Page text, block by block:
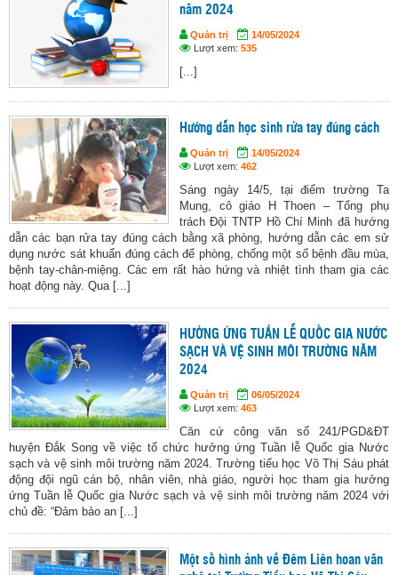
năm 2024
Quản trị
14/05/2024
Lượt xem: 535
[...]
Hướng dẫn học sinh rửa tay đúng cách
Quản trị
14/05/2024
Lượt xem: 462
Sáng ngày 14/5, tại điểm trường Ta
Mung, cô giáo H Thoen – Tổng phụ
trách Đội TNTP Hồ Chí Minh đã hướng
dẫn các bạn rửa tay đúng cách bằng xã phòng, hướng dẫn các em sử
dụng nước sát khuẩn đúng cách để phòng, chống một số bệnh đầu mùa,
bệnh tay-chân-miệng. Các em rất hào hứng và nhiệt tình tham gia các
hoạt động này. Qua [...]
HƯỞNG ỨNG TUẦN LỄ QUỐC GIA NƯỚC
SẠCH VÀ VỆ SINH MÔI TRƯỜNG NĂM
2024
Quản trị
06/05/2024
Lượt xem: 463
Căn cứ công văn số 241/PGD&ĐT
huyện Đắk Song về việc tổ chức hưởng ứng Tuần lễ Quốc gia Nước
sạch và vệ sinh môi trường năm 2024. Trường tiểu học Võ Thị Sáu phát
động đội ngũ cán bộ, nhân viên, nhà giáo, người học tham gia hưởng
ứng Tuần lễ Quốc gia Nước sạch và vệ sinh môi trường năm 2024 với
chủ đề: “Đảm bảo an [...]
Một số hình ảnh về Đêm Liên hoan văn